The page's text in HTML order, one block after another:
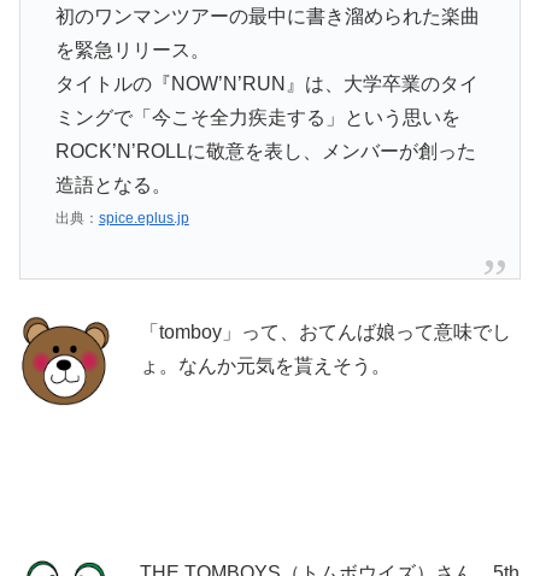
初のワンマンツアーの最中に書き溜められた楽曲
を緊急リリース。
タイトルの『NOW’N’RUN』は、大学卒業のタイ
ミングで「今こそ全力疾走する」という思いを
ROCK’N’ROLLに敬意を表し、メンバーが創った
造語となる。
出典： spice.eplus.jp
「tomboy」って、おてんば娘って意味でし
ょ。なんか元気を貰えそう。